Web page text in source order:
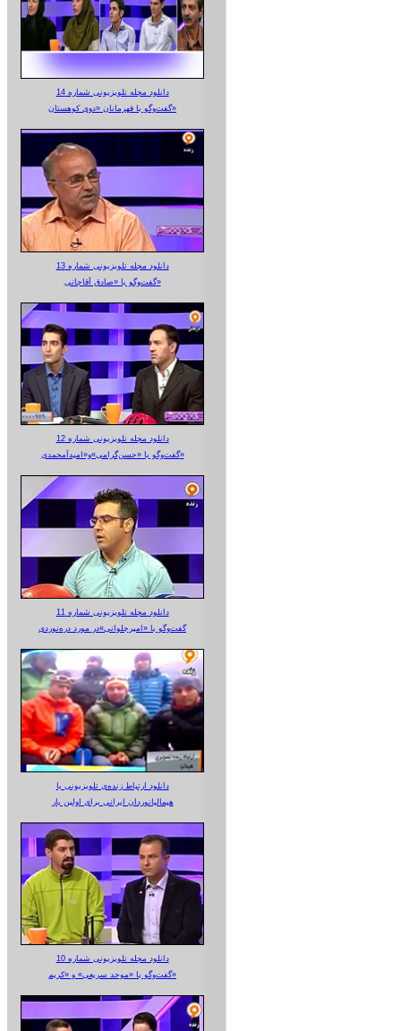
دانلود مجله تلویزیونی شماره 14
گفت‌وگو با قهرمانان «دوی کوهستان»
دانلود مجله تلویزیونی شماره 13
گفت‌وگو با «صادق آقاجانی»
دانلود مجله تلویزیونی شماره 12
گفت‌وگو با «حسن‌گرامی»و«امیدآمحمدی»
دانلود مجله تلویزیونی شماره 11
گفت‌وگو با «امیرجلوانی»در مورد دره‌نوردی
دانلود ارتباط زنده‌ی تلویزیونی‌ با
هیمالیانوردان ایرانی برای اولین بار
دانلود مجله تلویزیونی شماره 10
گفت‌وگو با «موحد سریعی» و «کریم»